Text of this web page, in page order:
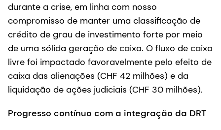
durante a crise, em linha com nosso
compromisso de manter uma classificação de
crédito de grau de investimento forte por meio
de uma sólida geração de caixa. O fluxo de caixa
livre foi impactado favoravelmente pelo efeito de
caixa das alienações (CHF 42 milhões) e da
liquidação de ações judiciais (CHF 30 milhões).
Progresso contínuo com a integração da DRT